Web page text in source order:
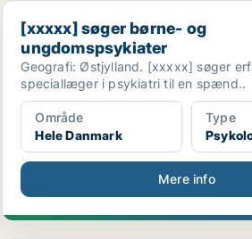
[xxxxx] søger børne- og
[xxxxx] søger børne- og
ungdomspsykiater
Geografi: Østjylland. [xxxxx] søger
speciallæger i psykiatri til en spænd..
Område
Hele Danmark
Type
Mere info